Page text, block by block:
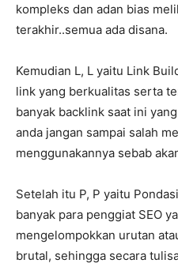
kompleks dan adan bias
terakhir..semua ada disana.
Kemudian L, L yaitu Link
link yang berkualitas serta
banyak backlink saat ini
anda jangan sampai salah
menggunakannya sebab
Setelah itu P, P yaitu
banyak para penggiat SEO
mengelompokkan urutan
brutal, sehingga secara